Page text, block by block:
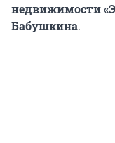
недвижимости
Бабушкина.